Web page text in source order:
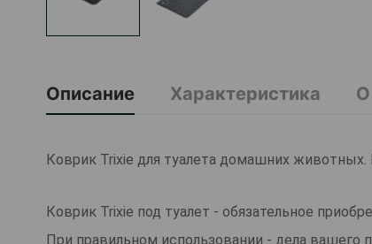
Описание Характеристика О
Коврик Trixie для туалета домашних
Коврик Trixie под туалет - обязательное
При правильном использовании - дела вашего